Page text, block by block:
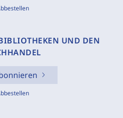
UND DEN